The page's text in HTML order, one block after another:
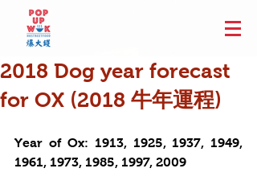
2018 Dog year forecast
for OX (2018 牛年運程)
Year of Ox: 1913, 1925, 1937, 1949,
1961, 1973, 1985, 1997, 2009